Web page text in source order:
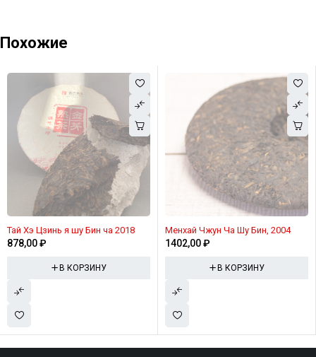
Похожие
Тай Хэ Цзинь я шу Бин ча 2018
878,00₽
В КОРЗИНУ
Менхай Чжун Ча Шу Бин, 2004
1402,00₽
В КОРЗИНУ